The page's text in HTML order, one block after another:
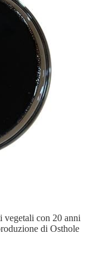
con 20 anni
di Osthole